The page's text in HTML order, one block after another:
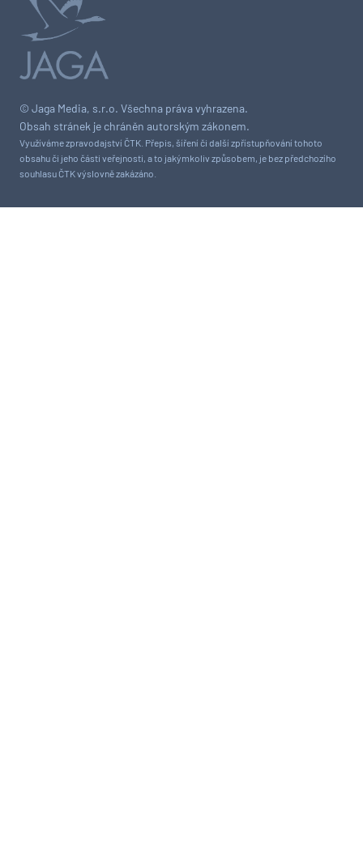
© Jaga Media, s.r.o. Všechna práva vyhrazena.
Obsah stránek je chráněn autorským zákonem.
Využíváme zpravodajství ČTK. Přepis, šíření či další zpřístupňování tohoto
obsahu či jeho části veřejnosti, a to jakýmkoliv způsobem, je bez předchozího
souhlasu ČTK výslovně zakázáno.